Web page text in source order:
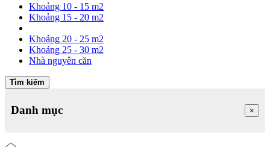
Khoảng 10 - 15 m2
Khoảng 15 - 20 m2
Khoảng 20 - 25 m2
Khoảng 25 - 30 m2
Nhà nguyên căn
Tìm kiếm
Danh mục ×